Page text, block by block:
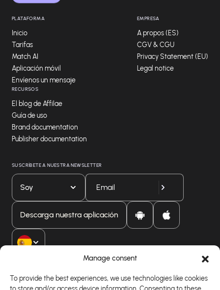
Manage consent
To provide the best experiences, we use technologies like cookies
PLATAFORMA
Inicio
Tarifas
Match AI
Aplicación móvil
Envíenos un mensaje
EMPRESA
A propos (ES)
CGV & CGU
Privacy Statement (EU)
Legal notice
RECURSOS
El blog de Affilae
Guía de uso
Brand documentation
Publisher documentation
SUSCRÍBETE A NUESTRA NEWSLETTER
Soy
Descarga nuestra aplicación